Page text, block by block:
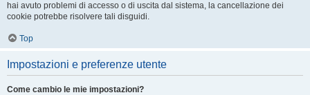
hai avuto problemi di accesso o di uscita dal sistema, la cancellazione dei
cookie potrebbe risolvere tali disguidi.
Top
Impostazioni e preferenze utente
Come cambio le mie impostazioni?